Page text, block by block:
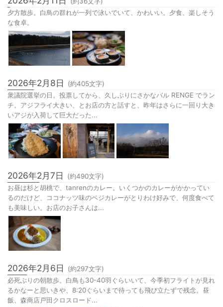
夕方散歩。白鳥の群れが一列で泳いでいて、かわいい。夕食、楽しそう
な食卓。
2026年2月8日 (約405文字)
衆議院選挙の日。投票してから、久しぶりにさかなバル RENGE でラン
チ。アジフライ大きい、とお店の方と話すと、昨年はさらに一回り大き
いアジが入荷して巨大だった...
2026年2月7日 (約490文字)
お昼は杉と胡桃で、tanrenのカレー。いくつかのカレーがかかってい
るのだけど、ココナッツ味のベジカレーがとりわけ好みで、何度食べて
も美味しい。お店のお子さんは...
2026年2月6日 (約297文字)
必死ぶりの朝散歩。白鳥も30-40羽ぐらいいて、今季初フライトが見れ
るかなーと思いきや、8:20ぐらいまで待っても飛び立たずで残念。昼
飯、森商店戸田クロスロード...